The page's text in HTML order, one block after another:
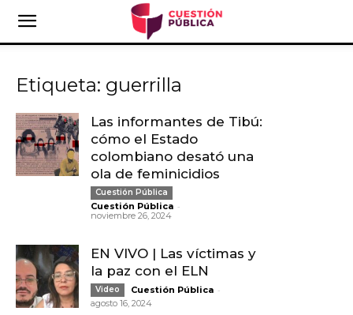
Etiqueta: guerrilla
Las informantes de Tibú:
cómo el Estado
colombiano desató una
ola de feminicidios
Cuestión Pública
Cuestión Pública -
noviembre 26, 2024
EN VIVO | Las víctimas y
la paz con el ELN
Video Cuestión Pública -
agosto 16, 2024